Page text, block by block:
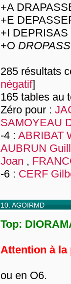
+A
+E
+I DEPRISAS
+O
285 résultats
négatif]
165 tables au
Zéro pour :
SAMOYEAU
-4 : ABRIBAT
AUBRUN
Joan ,
-6 : CERF
10. AGOIRMD
Top:
Attention à la
ou en O6.